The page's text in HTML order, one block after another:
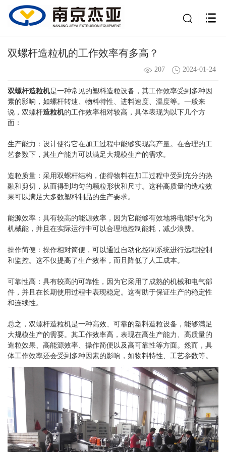
双螺杆造粒机的工作效率有多高？
207 2024-01-24
双螺杆造粒机是一种常见的塑料造粒设备，其工作效率受到多种因
素的影响，如螺杆转速、物料特性、进料速度、温度等。一般来
说，双螺杆造粒机的工作效率相对较高，具体表现为以下几个方
面：
生产能力：设计使得它在加工过程中能够实现高产量。在合理的工
艺参数下，其生产能力可以满足大规模生产的需求。
造粒质量：采用双螺杆结构，使得物料在加工过程中受到充分的热
融和剪切，从而得到均匀的颗粒形状和尺寸。这种高质量的造粒效
果可以满足大多数塑料制品的生产要求。
能源效率：具有较高的能源效率，因为它能够有效地将电能转化为
机械能，并且在实际运行中可以合理地控制能耗，减少浪费。
操作简便：操作相对简便，可以通过自动化控制系统进行远程控制
和监控。这不仅提高了生产效率，而且降低了人工成本。
可靠性高：具有较高的可靠性，因为它采用了成熟的机械和电气部
件，并且在长期使用过程中表现稳定。这有助于保证生产的稳定性
和连续性。
总之，双螺杆造粒机是一种高效、可靠的塑料造粒设备，能够满足
大规模生产的需要。其工作效率高，表现在高生产能力、高质量的
造粒效果、高能源效率、操作简便以及高可靠性等方面。然而，具
体工作效率还会受到多种因素的影响，如物料特性、工艺参数等。